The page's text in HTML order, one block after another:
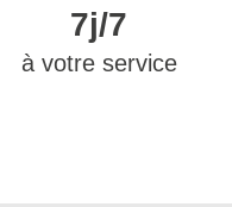
7j/7
à votre service